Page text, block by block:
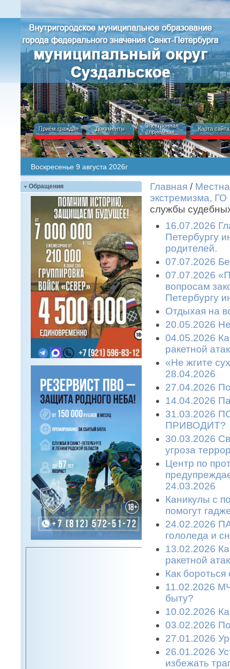
Приём граждан Документы
Электронная
приёмная
Карта сайта
Воскресенье 9 августа 2026г
Обращения Главная /
экстремизма,
службы
16.07.2026
Петербургу
родителей.
07.07.2026
07.07.2026
вопросам
Петербургу
Отдыхая на
20.05.2026
04.05.2026
ракетной
«Не жгите
28.04.2026
27.04.2026
14.04.2026
31.03.2026
ПРИВОДИТ?
30.03.2026
угроза
Центр по
24.03.2026
Каникулы с
помогут
24.02.2026
гололеда и
13.02.2026
ракетной
Как
11.02.2026
быту?
10.02.2026
03.02.2026
27.01.2026
26.01.2026
избежать